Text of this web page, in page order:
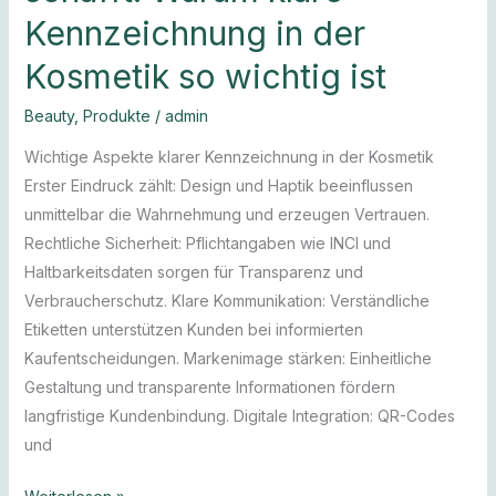
Kennzeichnung in der
Kosmetik so wichtig ist
Beauty, Produkte / admin
Wichtige Aspekte klarer Kennzeichnung in der Kosmetik
Erster Eindruck zählt: Design und Haptik beeinflussen
unmittelbar die Wahrnehmung und erzeugen Vertrauen.
Rechtliche Sicherheit: Pflichtangaben wie INCI und
Haltbarkeitsdaten sorgen für Transparenz und
Verbraucherschutz. Klare Kommunikation: Verständliche
Etiketten unterstützen Kunden bei informierten
Kaufentscheidungen. Markenimage stärken: Einheitliche
Gestaltung und transparente Informationen fördern
langfristige Kundenbindung. Digitale Integration: QR-Codes
und